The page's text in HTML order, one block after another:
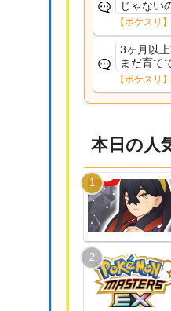
じゃない
るだろう
て思って
ームだし
【ポケスリ
3ヶ月以
まだ育て
響は勉強
ますオイ
ーいて芋
【ポケスリ
本日の人